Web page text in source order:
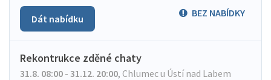
BEZ NABÍDKY
Dát nabídku
Rekontrukce zděné chaty
31.8. 08:00 - 31.12. 20:00, Chlumec u Ústí nad Labem